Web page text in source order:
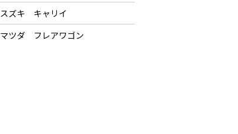
スズキ キャリイ
マツダ フレアワゴン